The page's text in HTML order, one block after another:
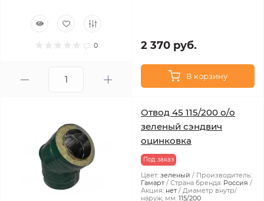
0 2 370 руб.
В корзину
Отвод 45 115/200 о/о
зеленый сэндвич
оцинковка
Под заказ
Цвет: зеленый
Производитель:
Гамарт
Страна бренда: Россия
Акция: нет
Диаметр внутр/
наруж, мм: 115/200